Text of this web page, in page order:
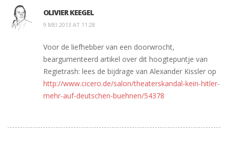
OLIVIER KEEGEL
9 MEI 2013 AT 11:28
Voor de liefhebber van een doorwrocht,
beargumenteerd artikel over dit hoogtepuntje van
Regietrash: lees de bijdrage van Alexander Kissler op
http://www.cicero.de/salon/theaterskandal-kein-hitler-
mehr-auf-deutschen-buehnen/54378